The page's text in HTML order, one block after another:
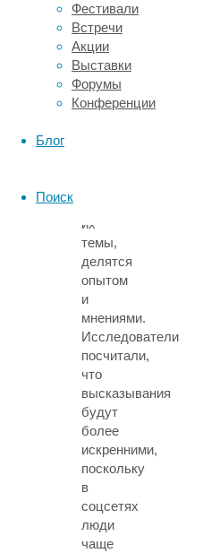
Фестивали
Встречи
Акции
Выставки
Форумы
Конференции
Блог
Поиск
онлайн-
площадке
пользователи,
известные
друг
другу
их
темы,
делятся
опытом
и
мнениями.
Исследователи
посчитали,
что
высказывания
будут
более
искренними,
поскольку
в
соцсетях
люди
чаще